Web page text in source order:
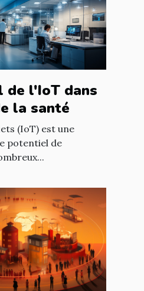
de l'IoT dans
la santé
(IoT) est une
potentiel de